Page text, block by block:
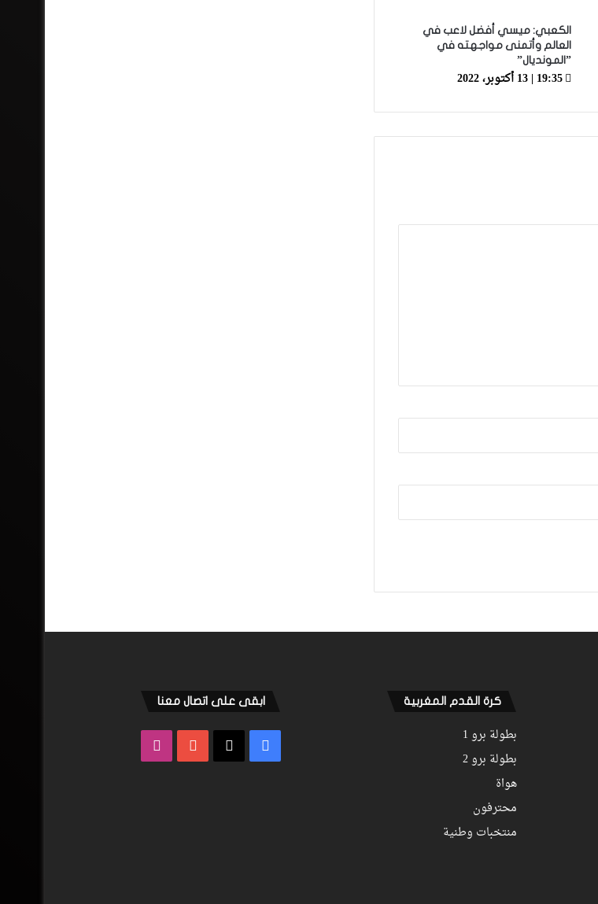
عدلي يواصل التألق رفقة فريقه بورنموث
الأنجليزي
التي تتضمن رسالة لوهبي
الكعبي: ميسي أفضل لاعب في
العالم وأتمنى مواجهته في
”المونديال”
19:35 | 13 أكتوبر، 2022
كرة القدم المغربية
بطولة برو 1
بطولة برو 2
هواة
محترفون
منتخبات وطنية
ابقى على اتصال معنا
فيسبوك ‫YouTube